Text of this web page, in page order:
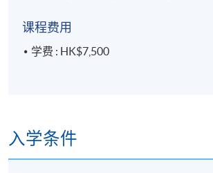
课程费用
学费 : HK$7,500
入学条件